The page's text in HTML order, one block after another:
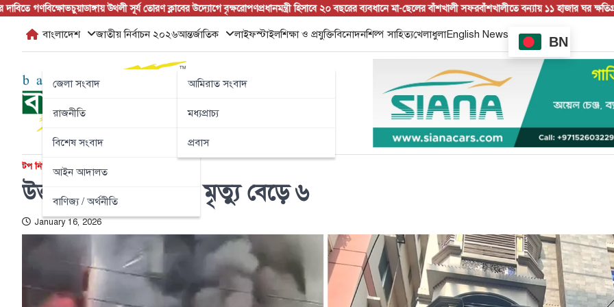
Skip
content
গণবিক্ষোভচুয়াডাঙ্গায় উথলী সূর্য তোরণ ক্লাবের উদ্যোগে বৃক্ষরোপণপ্রধানমন্ত্রী হিসাবে ২০ বছরের ব্যবধানে মা-ছেলের বাঁশখালী সফরবাঁশখালীতে বন্যায় ১১ হাজার ঘর ক্ষতিগ্রস্ত,
বাংলাদেশ
জেলা সংবাদ
রাজনীতি
বিশেষ সংবাদ
আইন আদালত
বাণিজ্য / অর্থনীতি
জাতীয় নির্বাচন ২০২৬আন্তর্জাতিক
আমিরাত সংবাদ
মধ্যপ্রাচ্য
প্রবাস
লাইফস্টাইলশিক্ষা ও প্রযুক্তিবিনোদনশিল্প সাহিত্যখেলাধুলাEnglish News
BN
টপ নিউজ বাংলাদেশ
উত্তরায় ভবনে আগুন, মৃত্যু বেড়ে ৬
January 16, 2026